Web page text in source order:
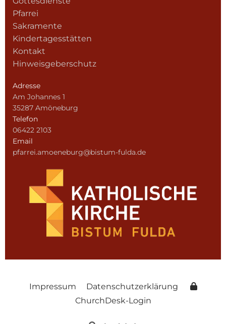
Pfarrei
Sakramente
Kindertagesstätten
Kontakt
Hinweisgeberschutz
Adresse
Am Johannes 1
35287 Amöneburg
Telefon
06422 2103
Email
pfarrei.amoeneburg@bistum-fulda.de
Impressum
Datenschutzerklärung
ChurchDesk-Login